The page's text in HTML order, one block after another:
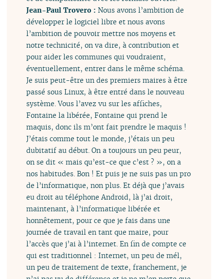
Jean-Paul Trovero : Nous avons l’ambition de
développer le logiciel libre et nous avons
l’ambition de pouvoir mettre nos moyens et
notre technicité, on va dire, à contribution et
pour aider les communes qui voudraient,
éventuellement, entrer dans le même schéma.
Je suis peut-être un des premiers maires à être
passé sous Linux, à être entré dans le nouveau
système. Vous l’avez vu sur les affiches,
Fontaine la libérée, Fontaine qui prend le
maquis, donc ils m’ont fait prendre le maquis !
J’étais comme tout le monde, j’étais un peu
dubitatif au début. On a toujours un peu peur,
on se dit « mais qu’est-ce que c’est ? », on a
nos habitudes. Bon ! Et puis je ne suis pas un pro
de l’informatique, non plus. Et déjà que j’avais
eu droit au téléphone Android, là j’ai droit,
maintenant, à l’informatique libérée et
honnêtement, pour ce que je fais dans une
journée de travail en tant que maire, pour
l’accès que j’ai à l’internet. En fin de compte ce
qui est traditionnel : Internet, un peu de mél,
un peu de traitement de texte, franchement, je